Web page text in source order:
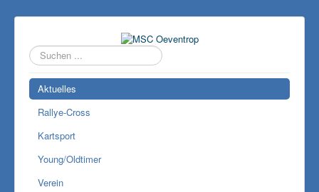
Suchen
...
Aktuelles
Rallye-Cross
Kartsport
Young/Oldtimer
Verein